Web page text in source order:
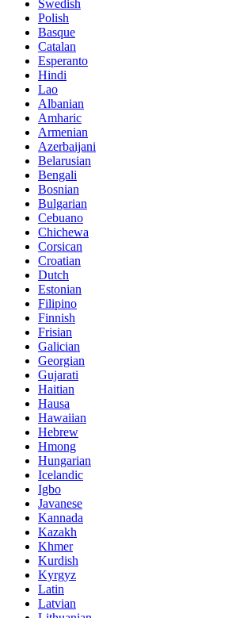
Swedish
Polish
Basque
Catalan
Esperanto
Hindi
Lao
Albanian
Amharic
Armenian
Azerbaijani
Belarusian
Bengali
Bosnian
Bulgarian
Cebuano
Chichewa
Corsican
Croatian
Dutch
Estonian
Filipino
Finnish
Frisian
Galician
Georgian
Gujarati
Haitian
Hausa
Hawaiian
Hebrew
Hmong
Hungarian
Icelandic
Igbo
Javanese
Kannada
Kazakh
Khmer
Kurdish
Kyrgyz
Latin
Latvian